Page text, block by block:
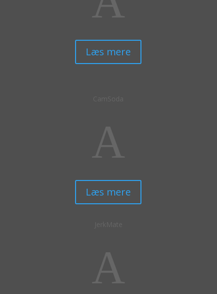
Læs mere
CamSoda
A
Læs mere
JerkMate
A